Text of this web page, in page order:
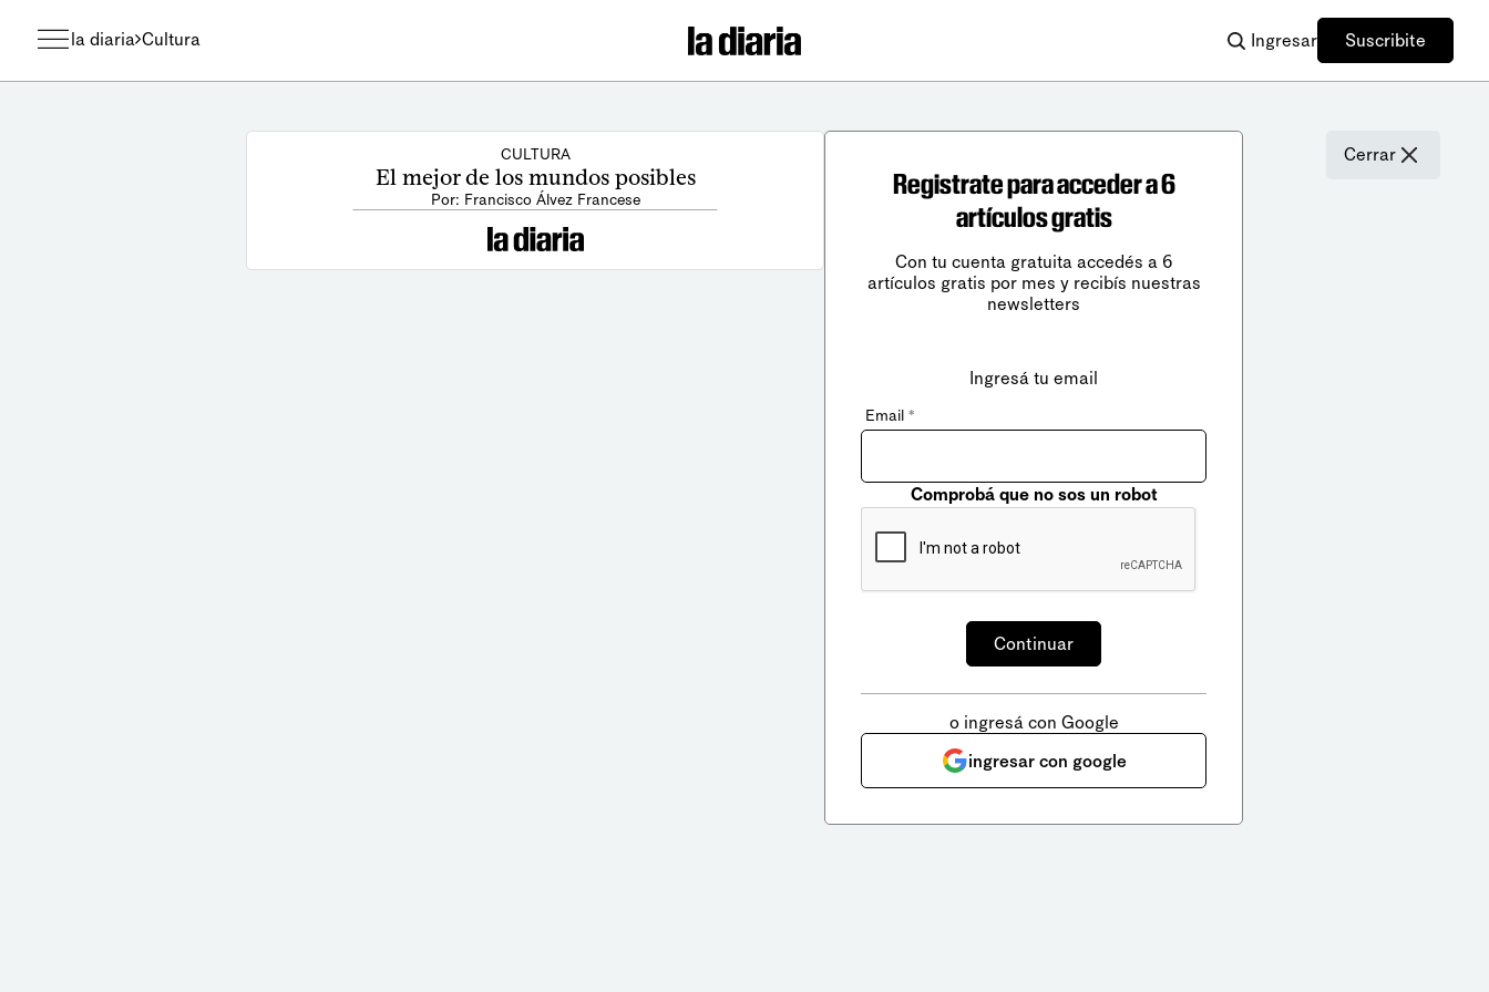
la diaria Cultura Ingresar Suscribite
CULTURA
El mejor de los mundos posibles
Por: Francisco Álvez Francese
Cerrar
Registrate para acceder a 6
artículos gratis
Con tu cuenta gratuita accedés a 6
artículos gratis por mes y recibís nuestras
newsletters
Ingresá tu email
Email *
Comprobá que no sos un robot
o ingresá con Google
ingresar con google